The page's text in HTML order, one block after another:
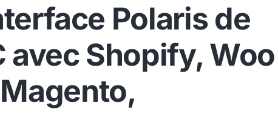
Polaris de
avec Shopify, Woo